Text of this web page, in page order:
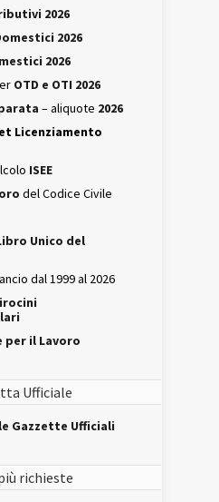
2026
2026
2026
OTD e OTI 2026
– aliquote 2026
Licenziamento
ISEE
del Codice Civile
Unico del
dal 1999 al 2026
per il Lavoro
Ufficiale
Gazzette Ufficiali
richieste